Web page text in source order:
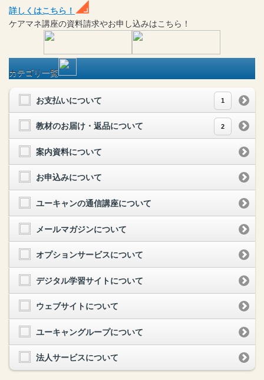
詳しくはこちら！
ケアマネ講座の資料請求やお申し込みはこちら！
カテゴリ一覧
お支払いについて 1
教材のお届け・返品について 2
案内資料について
お申込みについて
ユーキャンの通信講座について
メールマガジンについて
オプションサービスについて
デジタル学習サイトについて
ウェブサイトについて
ユーキャングループについて
法人サービスについて